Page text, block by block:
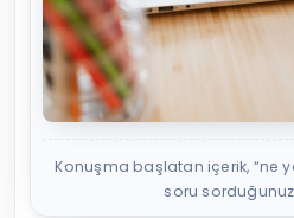
Konuşma başlatan içerik, “ne
soru